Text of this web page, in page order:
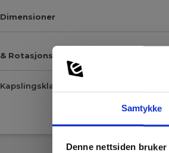
Samtykke
Denne nettsiden
Dimensioner
& Rotasjonslasere
Kapslingsklasse:
Op til 25 m
>80 m med
Vis mer